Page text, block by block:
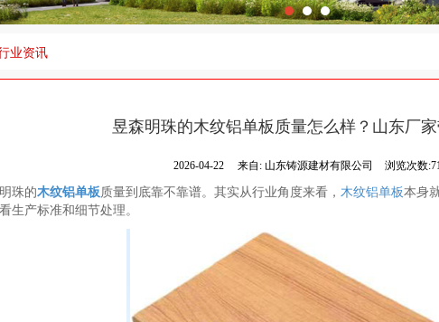
业资讯
昱森明珠的木纹铝单板质量怎么样？山东厂
2026-04-22 来自: 山东铸源建材有限公司 浏览次数
珠的木纹铝单板质量到底靠不靠谱。其实从行业角度来看， 木纹铝单板本身
生产标准和细节处理。